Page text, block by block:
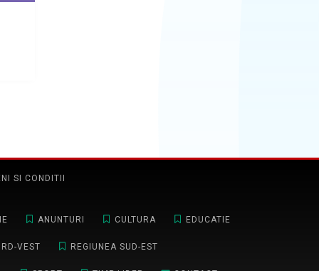
SI CONDITII
ANUNTURI CULTURA EDUCATIE
VEST REGIUNEA SUD-EST